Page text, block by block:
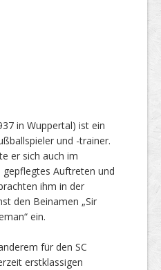
in Wuppertal) ist ein
und -trainer.
er sich auch im
Auftreten und
ihm in der
den Beinamen „Sir
ein.
für den SC
erstklassigen